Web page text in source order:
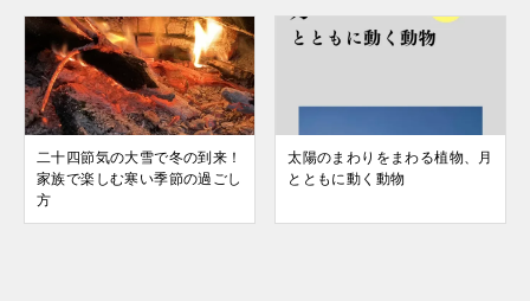
二十四節気の大雪で冬の到来！
家族で楽しむ寒い季節の過ごし
方
太陽のまわりをまわる植物、月
とともに動く動物